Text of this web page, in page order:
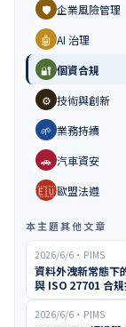
🛡️ 企業風險管理
🤖 AI 治理
🔐 個資合規
⚙️ 技術與創新
🌱 業務持續
🚗 汽車資安
🇪🇺歐盟法遵
本主題其他文章
2026/6/6 ・ PIMS
資料外洩新常態下
與 ISO 27701 合
2026/6/6 ・ PIMS